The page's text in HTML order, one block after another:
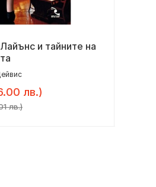
и тайните на
лв.)
лв.)